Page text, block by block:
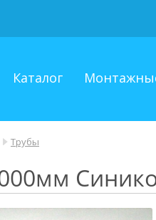
Каталог
Трубы